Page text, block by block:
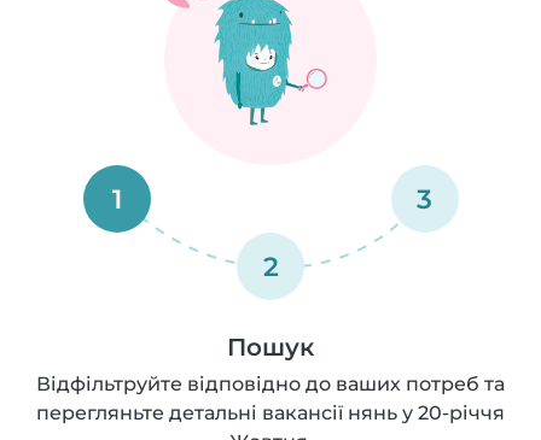
1
2
3
Пошук
Відфільтруйте відповідно до ваших потреб та
перегляньте детальні вакансії нянь у 20-річчя